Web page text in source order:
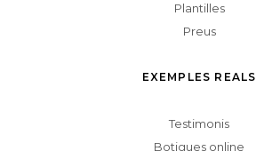
Plantilles
Preus
EXEMPLES REALS
Testimonis
Botigues online